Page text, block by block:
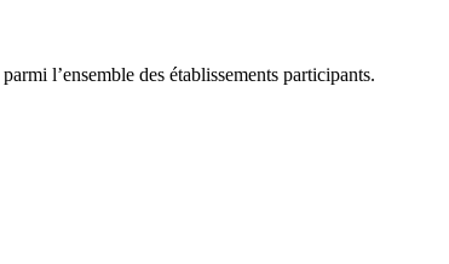
parmi l’ensemble des établissements participants.